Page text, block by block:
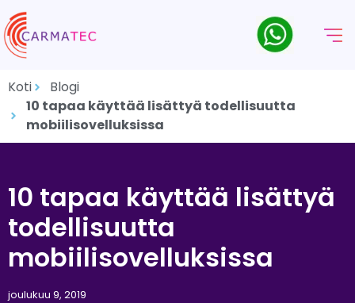
Koti
Blogi
10 tapaa käyttää lisättyä todellisuutta
mobiilisovelluksissa
10 tapaa käyttää lisättyä
todellisuutta
mobiilisovelluksissa
joulukuu 9, 2019